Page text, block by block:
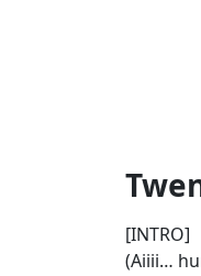
[INTRO]
(Aiiii…